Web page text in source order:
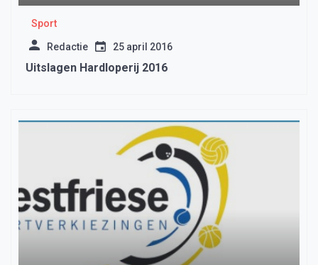
Sport
Redactie 25 april 2016
Uitslagen Hardloperij 2016